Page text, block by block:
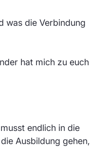
was die Verbindung
hat mich zu euch
endlich in die
Ausbildung gehen,